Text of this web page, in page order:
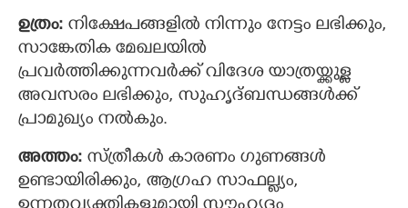
ഉത്രം: നിക്ഷേപങ്ങളില്‍ നിന്നും നേട്ടം ലഭിക്കും,
സാങ്കേതിക മേഖലയില്‍
പ്രവര്‍ത്തിക്കുന്നവര്‍ക്ക് വിദേശ യാത്രയ്ക്കുള്ള
അവസരം ലഭിക്കും, സുഹൃദ്ബന്ധങ്ങള്‍ക്ക്
പ്രാമുഖ്യം നൽകും.
അത്തം: സ്ത്രീകൾ കാരണം ഗുണങ്ങൾ
ഉണ്ടായിരിക്കും, ആഗ്രഹ സാഫല്ല്യം,